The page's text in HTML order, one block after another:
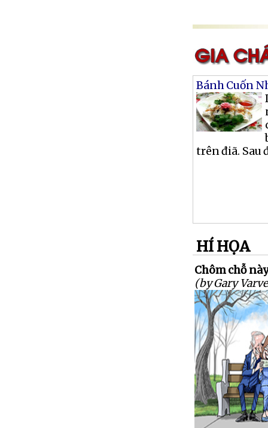
Bánh Cuốn
trên điã. Sau
HÍ HỌA
Chôm chỗ
(by Gary